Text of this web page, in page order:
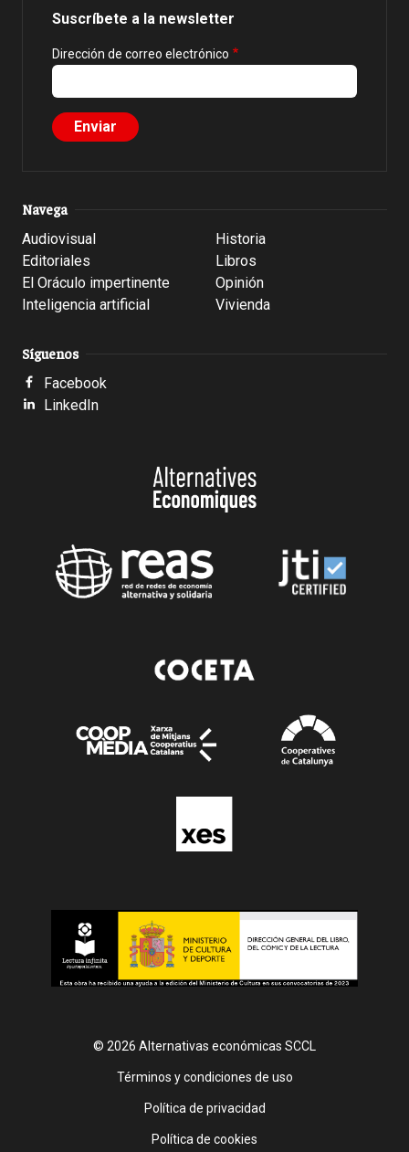
Suscríbete a la newsletter
Dirección de correo electrónico
Navega
Audiovisual
Editoriales
El Oráculo impertinente
Inteligencia artificial
Historia
Libros
Opinión
Vivienda
Síguenos
Facebook
LinkedIn
© 2026 Alternativas económicas SCCL
Footer
Términos y condiciones de uso
Política de privacidad
Política de cookies